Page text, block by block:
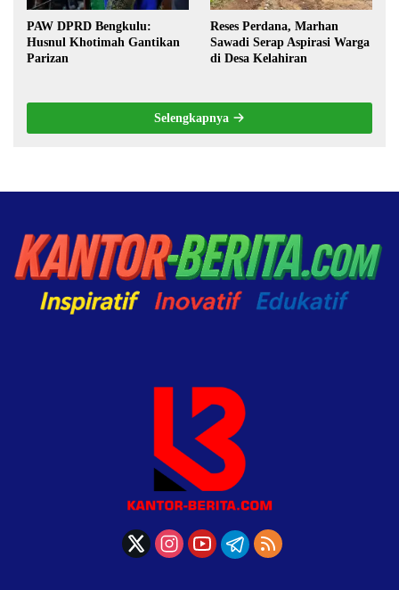
PAW DPRD Bengkulu:
Husnul Khotimah Gantikan
Parizan
Reses Perdana, Marhan
Sawadi Serap Aspirasi Warga
di Desa Kelahiran
Selengkapnya